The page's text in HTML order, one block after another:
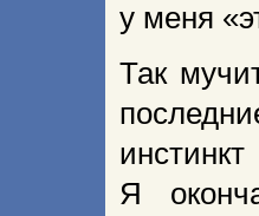
у меня
Так
Я